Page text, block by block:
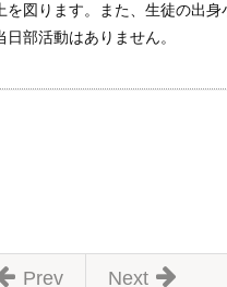
図ります。また、生徒の出
部活動はありません。
Next
Prev